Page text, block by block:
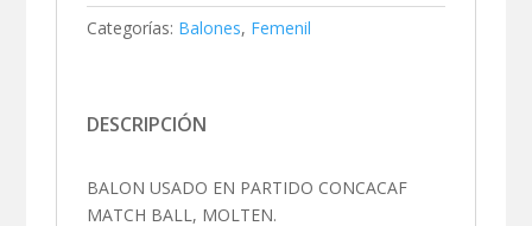
Categorías: Balones, Femenil
DESCRIPCIÓN
BALON USADO EN PARTIDO CONCACAF
MATCH BALL, MOLTEN.